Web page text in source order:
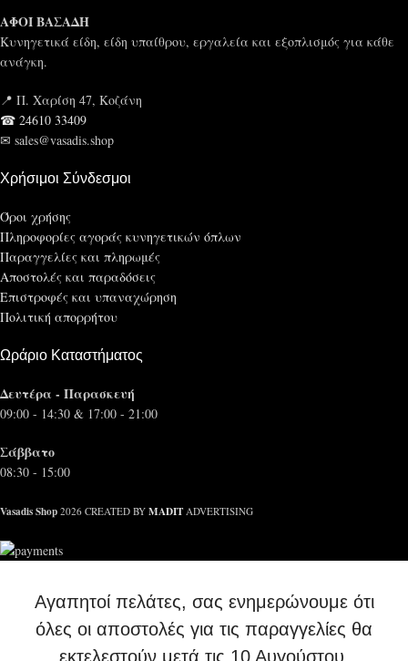
ΑΦΟΙ ΒΑΣΑΔΗ
Κυνηγετικά είδη, είδη υπαίθρου, εργαλεία και εξοπλισμός για κάθε
ανάγκη.
📍 Π. Χαρίση 47, Κοζάνη
☎ 24610 33409
✉ sales@vasadis.shop
Χρήσιμοι Σύνδεσμοι
Όροι χρήσης
Πληροφορίες αγοράς κυνηγετικών όπλων
Παραγγελίες και πληρωμές
Αποστολές και παραδόσεις
Επιστροφές και υπαναχώρηση
Πολιτική απορρήτου
Ωράριο Καταστήματος
Δευτέρα - Παρασκευή
09:00 - 14:30 & 17:00 - 21:00
Σάββατο
08:30 - 15:00
Vasadis Shop 2026 CREATED BY MADIT ADVERTISING
Αγαπητοί πελάτες, σας ενημερώνουμε ότι
όλες οι αποστολές για τις παραγγελίες θα
εκτελεστούν μετά τις 10 Αυγούστου.